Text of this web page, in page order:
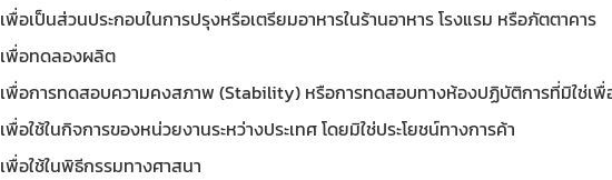
เพื่อเป็นส่วนประกอบในการปรุงหรือเตรียมอาหารในร้านอาหาร โรงแรม หรือภัตตาคาร
เพื่อทดลองผลิต
เพื่อการทดสอบความคงสภาพ (Stability) หรือการทดสอบทางห้องปฏิบัติการที่มิใช่เพื่
เพื่อใช้ในกิจการของหน่วยงานระหว่างประเทศ โดยมิใช่ประโยชน์ทางการค้า
เพื่อใช้ในพิธีกรรมทางศาสนา
เลือกหัวข้อที่ท่านต้องการ Subscribe